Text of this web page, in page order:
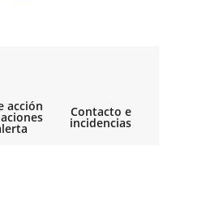
acción Contacto e
incidencias